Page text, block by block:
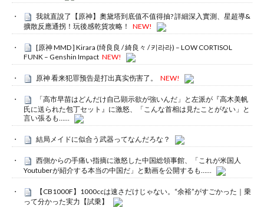
我就直說了【原神】奧黛塔到底值不值得抽? 詳細深入實測、星超導&
擴散反應通拐！玩後感乾貨攻略！
NEW!
[原神 MMD ] Kirara (绮良良 / 綺良々 / 키라라) – LOW CORTISOL
FUNK – Genshin Impact NEW!
原神 看来犯罪预告是打出真实伤害了。 NEW!
「高市早苗はどんだけ自己顕示欲が強いんだ」と左派が『高木美帆
氏に送られた包丁セット』に激怒、「こんな首相は見たことがない」と
言い張るも……
結局メイドに似合う武器ってなんだろな？
西側からの手痛い指摘に激怒した中国総領事館、「これが米国人
Youtuberが紹介する本当の中国だ」と動画を公開するも……
【CB1000F】1000ccは速さだけじゃない。“余裕”がすごかった｜乗
って分かった実力【試乗】